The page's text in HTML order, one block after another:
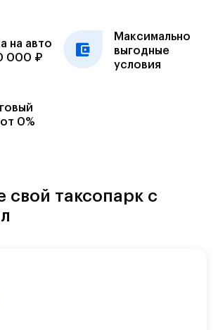
на авто
000 ₽
Максимально
выгодные
условия
0%
свой таксопарк с